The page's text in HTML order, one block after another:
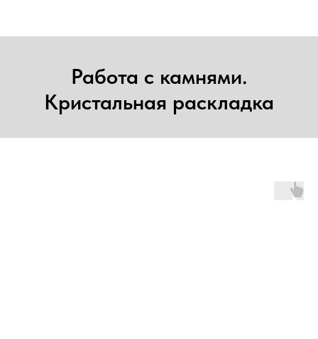
Работа с камнями.
Кристальная раскладка